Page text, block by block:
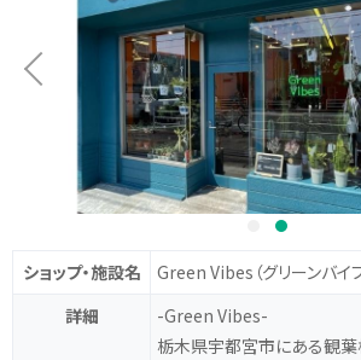
ショップ・施設名 Green Vibes （グリーンバイ
詳細
-Green Vibes-
栃木県宇都宮市にある観葉